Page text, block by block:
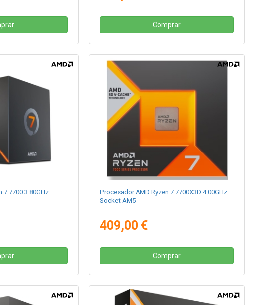
Comprar
7 7700 3.80GHz
Procesador AMD Ryzen 7 7700X3D 4.00GHz
Socket AM5
409,00 €
Comprar